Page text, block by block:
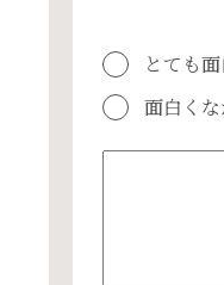
とても
面白く